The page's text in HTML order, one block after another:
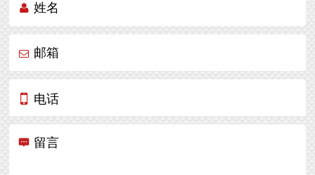
姓名
邮箱
电话
留言